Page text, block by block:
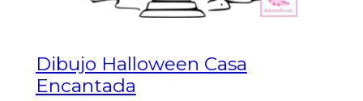
Dibujo Halloween Casa
Encantada